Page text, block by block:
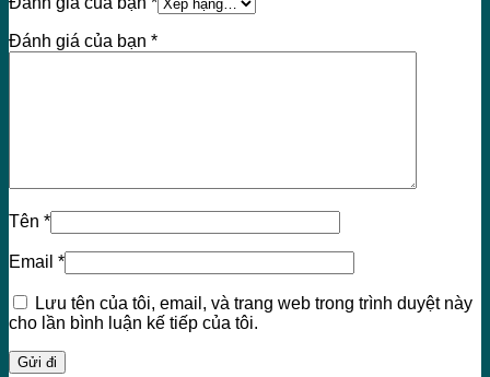
Đánh giá của bạn *
Tên *
Email *
Lưu tên của tôi, email, và trang web trong trình duyệt này
cho lần bình luận kế tiếp của tôi.